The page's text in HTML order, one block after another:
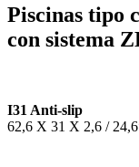
Piscinas tipo
con sistema
I31 Anti-slip
62,6 X 31 X 2,6 /